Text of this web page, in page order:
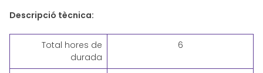
Descripció tècnica:
Total hores de
durada
6